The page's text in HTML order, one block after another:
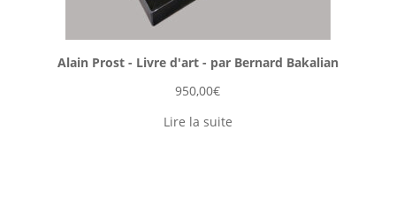
Alain Prost - Livre d'art - par Bernard Bakalian
950,00€
Lire la suite